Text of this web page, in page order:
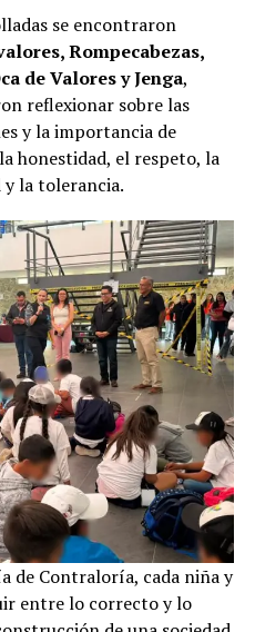
se encontraron
Rompecabezas,
de Valores y Jenga,
reflexionar sobre las
y la importancia de
honestidad, el respeto, la
y la tolerancia.
de Contraloría, cada niña y
entre lo correcto y lo